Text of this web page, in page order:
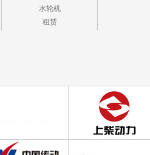
水轮机
租赁